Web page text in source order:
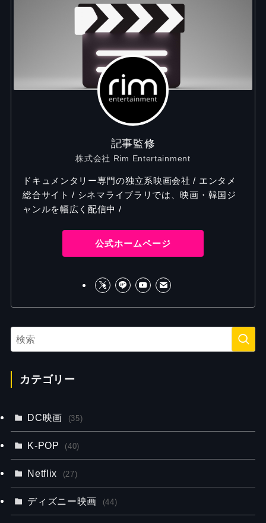
記事監修
株式会社 Rim Entertainment
ドキュメンタリー専門の独立系映画会社 / エンタメ
総合サイト / シネマライブラリでは、映画・韓国ジ
ャンルを幅広く配信中 /
公式ホームページ
カテゴリー
DC映画 (35)
K-POP (40)
Netflix (27)
ディズニー映画 (44)